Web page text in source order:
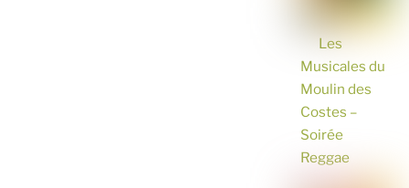
Les
Musicales du
Moulin des
Costes –
Soirée
Reggae